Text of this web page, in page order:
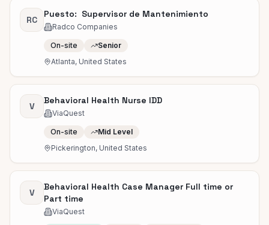
RC
Puesto: Supervisor de Mantenimiento
Radco Companies
On-site
Senior
Atlanta, United States
V
Behavioral Health Nurse IDD
ViaQuest
On-site
Mid Level
Pickerington, United States
V
Behavioral Health Case Manager Full time or
Part time
ViaQuest